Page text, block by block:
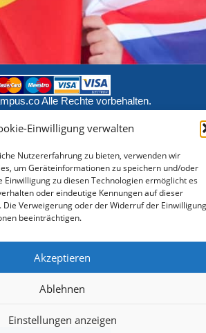
Einwilligung verwalten
Nutzererfahrung zu bieten, verwenden wir
um Geräteinformationen zu speichern und/oder
Einwilligung zu diesen Technologien ermöglicht es
oder eindeutige Kennungen auf dieser
Verweigerung oder der Widerruf der Einwilligung
beeinträchtigen.
Akzeptieren
Ablehnen
Einstellungen anzeigen
Alle Rechte vorbehalten.